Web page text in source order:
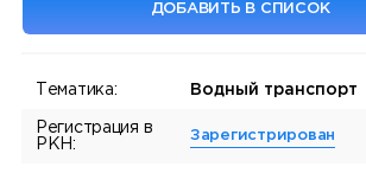
ДОБАВИТЬ В СПИСОК
Тематика: Водный транспорт
Регистрация в
РКН:
Зарегистрирован